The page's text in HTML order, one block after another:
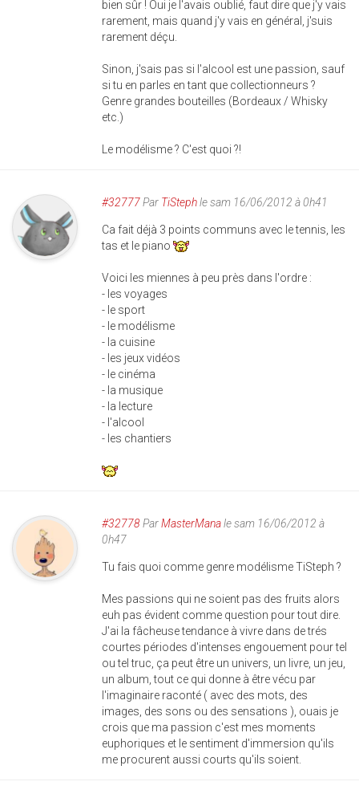
bien sûr ! Oui je l'avais oublié, faut dire que j'y vais
rarement, mais quand j'y vais en général, j'suis
rarement déçu.
Sinon, j'sais pas si l'alcool est une passion, sauf
si tu en parles en tant que collectionneurs ?
Genre grandes bouteilles (Bordeaux / Whisky
etc.)
Le modélisme ? C'est quoi ?!
#32777Par TiStephle sam 16/06/2012 à 0h41
Ca fait déjà 3 points communs avec le tennis, les
tas et le piano
Voici les miennes à peu près dans l'ordre :
- les voyages
- le sport
- le modélisme
- la cuisine
- les jeux vidéos
- le cinéma
- la musique
- la lecture
- l'alcool
- les chantiers
#32778ParMasterManale sam 16/06/2012 à
0h47
Tu fais quoi comme genre modélisme TiSteph ?
Mes passions qui ne soient pas des fruits alors
euh pas évident comme question pour tout dire.
J'ai la fâcheuse tendance à vivre dans de trés
courtes périodes d'intenses engouement pour tel
ou tel truc, ça peut être un univers, un livre, un jeu,
un album, tout ce qui donne à être vécu par
l'imaginaire raconté ( avec des mots, des
images, des sons ou des sensations ), ouais je
crois que ma passion c'est mes moments
euphoriques et le sentiment d'immersion qu'ils
me procurent aussi courts qu'ils soient.